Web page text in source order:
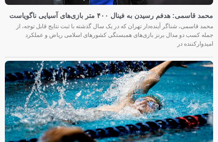
محمد قاسمی: هدفم رسیدن به فینال ۴۰۰ متر بازی‌های آسیایی ناگویاست
محمد قاسمی، شناگر آینده‌دار تهران که در یک سال گذشته با ثبت نتایج قابل توجه، از
جمله کسب دو مدال برنز بازی‌های همبستگی کشورهای اسلامی ریاض و عملکرد
امیدوارکننده در